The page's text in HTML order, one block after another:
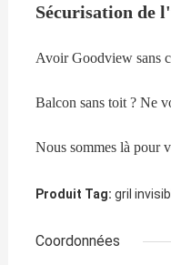
Sécurisation de
Avoir Goodview sans
Balcon sans toit ? Ne
Nous sommes là pour
Produit Tag: gril
Coordonnées